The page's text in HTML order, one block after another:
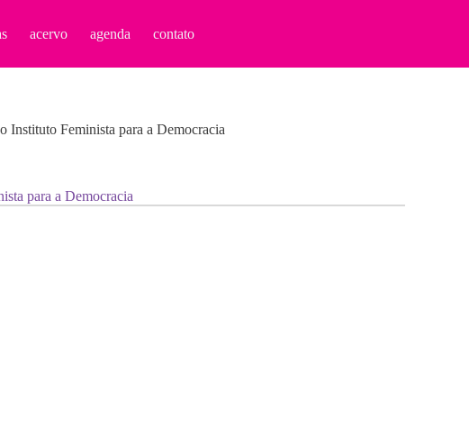
acervo agenda contato
Instituto Feminista para a Democracia
para a Democracia